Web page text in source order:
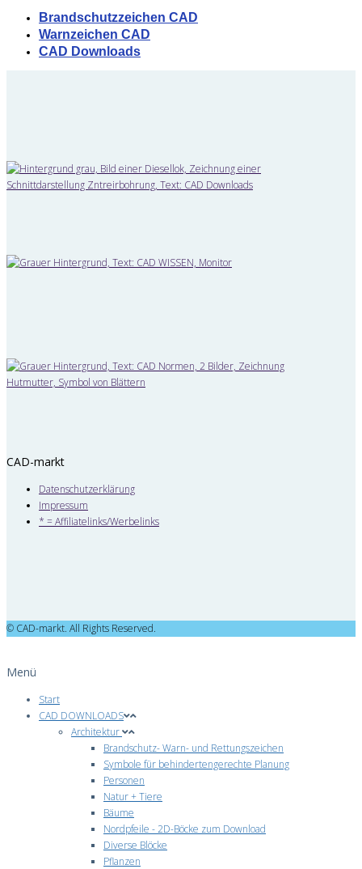
Brandschutzzeichen CAD
Warnzeichen CAD
CAD Downloads
CAD-markt
Datenschutzerklärung
Impressum
* = Affiliatelinks/Werbelinks
© CAD-markt. All Rights Reserved.
Menü
Start
CAD DOWNLOADS
Architektur
Brandschutz- Warn- und Rettungszeichen
Symbole für behindertengerechte Planung
Personen
Natur + Tiere
Bäume
Nordpfeile - 2D-Böcke zum Download
Diverse Blöcke
Pflanzen